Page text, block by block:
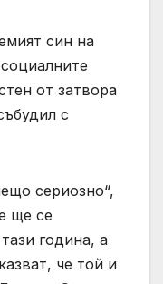
син на
от затвора
с
сериозно“,
ще се
година, а
че той и